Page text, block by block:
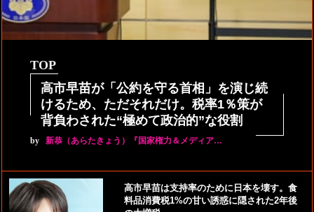
TOP
高市早苗が「公約を守る首相」を演じ続
けるため、ただそれだけ。税率1％策が
背負わされた“極めて政治的”な役割
by 新恭（あらたきょう）『国家権力＆メディア…
高市早苗は支持率のために日本を壊す。食
料品消費税1%の甘い誘惑に隠された2年後